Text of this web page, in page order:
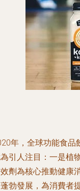
年，全球功能食品
引人注目：一是植
劑為核心推動健康
勃發展，為消費者